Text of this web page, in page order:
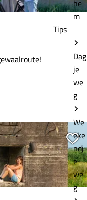
he
m
Tips
Dag
je
we
g
We
eke
ndj
e
we
g